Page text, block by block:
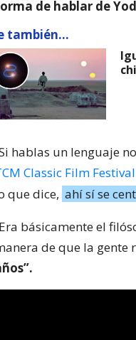
de hablar de
también...
hablas un lenguaje
Classic Film
que dice, ahí sí se
básicamente el
de que la gente